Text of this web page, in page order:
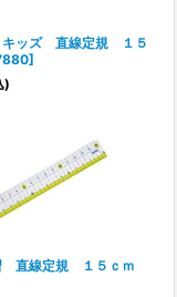
ッズ 直線定規 １５
]
)
直線定規 １５ｃｍ